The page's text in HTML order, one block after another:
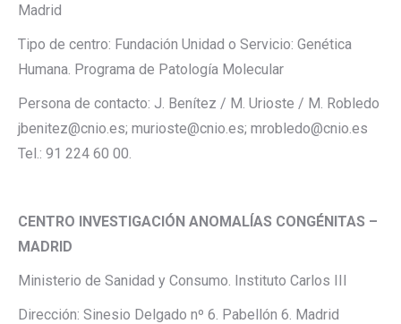
Madrid
Tipo de centro: Fundación Unidad o Servicio: Genética
Humana. Programa de Patología Molecular
Persona de contacto: J. Benítez / M. Urioste / M. Robledo
jbenitez@cnio.es; murioste@cnio.es; mrobledo@cnio.es
Tel.: 91 224 60 00.
CENTRO INVESTIGACIÓN ANOMALÍAS CONGÉNITAS –
MADRID
Ministerio de Sanidad y Consumo. Instituto Carlos III
Dirección: Sinesio Delgado nº 6. Pabellón 6. Madrid